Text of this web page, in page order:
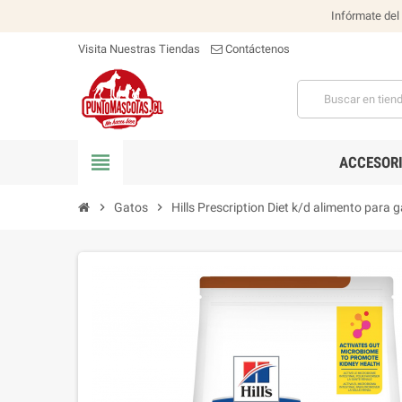
Infórmate del
Visita Nuestras Tiendas Contáctenos
view_headline
chevron_right Gatos chevron_right Hills Prescription Diet k/d alimento para